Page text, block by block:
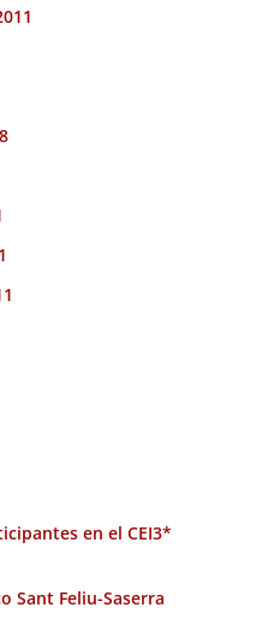
en el CEI3*
Sant Feliu-Saserra